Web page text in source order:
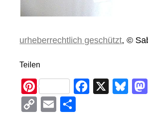
urheberrechtlich geschützt, ©
Teilen
Pi
nt
er
F
X
Bl
C
E